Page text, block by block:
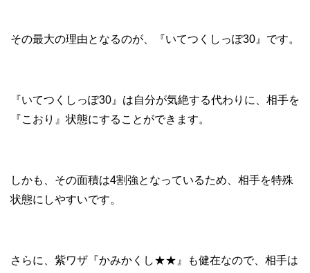
その最大の理由となるのが、『いてつくしっぽ30』です。
『いてつくしっぽ30』は自分が気絶する代わりに、相手を
『こおり』状態にすることができます。
しかも、その面積は4割強となっているため、相手を特殊
状態にしやすいです。
さらに、紫ワザ『かみかくし★★』も健在なので、相手は